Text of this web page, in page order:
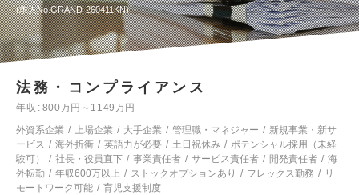
求人No.GRAND-260411KN
法務・コンプライアンス
年収
800万円～1149万円
外資系企業
上場企業 大手企業 管理職・マネジャー
新規事業・新サ
ービス
海外折衝 英語力が必要 土日祝休み
ポテンシャル採用（未経
験可）
社長・役員直下 事業責任者 サービス責任者 開発責任者
海
外転勤
年収600万以上 ストックオプションあり フレックス勤務
リ
モートワーク可能
育児支援制度